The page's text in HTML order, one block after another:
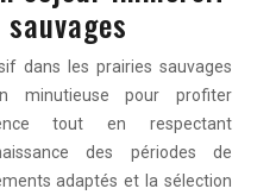
dans les prairies sauvages
minutieuse pour profiter
tout en respectant
des périodes de
adaptés et la sélection